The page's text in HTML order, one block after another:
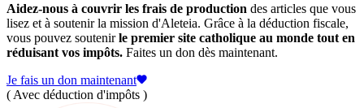
Aidez-nous à couvrir les frais de production des articles que vous
lisez et à soutenir la mission d'Aleteia. Grâce à la déduction fiscale,
vous pouvez soutenirle premier site catholique au monde tout en
réduisant vos impôts. Faites un don dès maintenant.
Je fais un don maintenant
( Avec déduction d'impôts )